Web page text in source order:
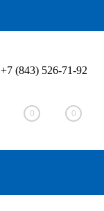
Вход Регистрация
+7 (843) 526-71-92
0 0